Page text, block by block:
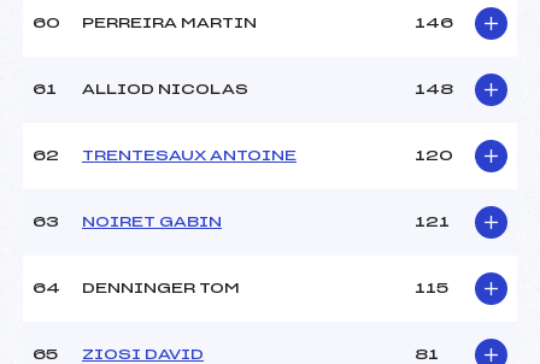
60 PERREIRA MARTIN 146
61 ALLIOD NICOLAS 148
62 TRENTESAUX ANTOINE 120
63 NOIRET GABIN 121
64 DENNINGER TOM 115
65 ZIOSI DAVID 81